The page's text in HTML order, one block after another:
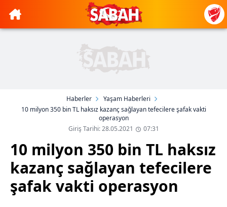
Haberler
Yaşam Haberleri
10 milyon 350 bin TL haksız kazanç sağlayan tefecilere şafak vakti
operasyon
Giriş Tarihi: 28.05.2021
07:31
10 milyon 350 bin TL haksız
kazanç sağlayan tefecilere
şafak vakti operasyon